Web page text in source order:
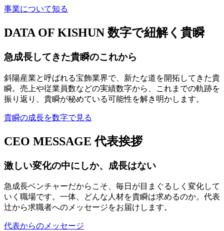
事業について知る
DATA OF KISHUN 数字で紐解く貴瞬
急成長してきた貴瞬のこれから
斜陽産業と呼ばれる宝飾業界で、新たな道を開拓してきた貴
瞬。売上や従業員数などの実績数字から、これまでの軌跡を
振り返り、貴瞬が秘めている可能性を解き明かします。
貴瞬の成長を数字で見る
CEO MESSAGE 代表挨拶
激しい変化の中にしか、成長はない
急成長ベンチャーだからこそ、毎日が目まぐるしく変化して
いく職場です。一体、どんな人材を貴瞬は求めるのか。代表
辻から求職者へのメッセージをお届けします。
代表からのメッセージ